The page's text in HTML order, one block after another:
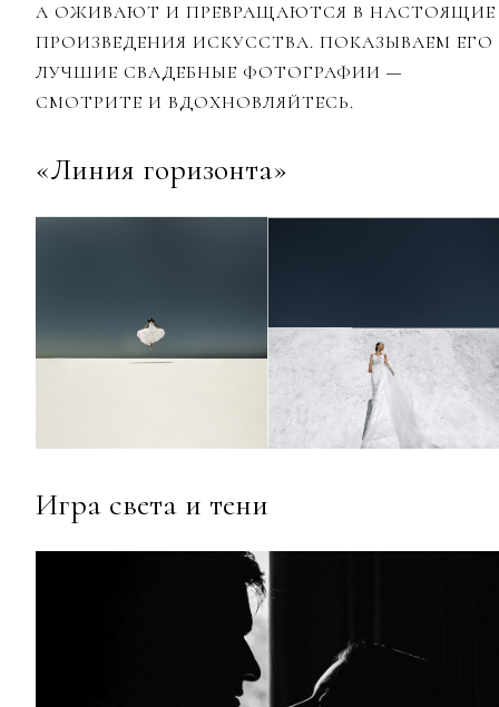
А ОЖИВАЮТ И ПРЕВРАЩАЮТСЯ В НАСТОЯЩИЕ
ПРОИЗВЕДЕНИЯ ИСКУССТВА. ПОКАЗЫВАЕМ ЕГО
ЛУЧШИЕ СВАДЕБНЫЕ ФОТОГРАФИИ —
СМОТРИТЕ И ВДОХНОВЛЯЙТЕСЬ.
«Линия горизонта»
Игра света и тени